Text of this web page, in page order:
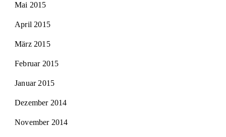
Mai 2015
April 2015
März 2015
Februar 2015
Januar 2015
Dezember 2014
November 2014